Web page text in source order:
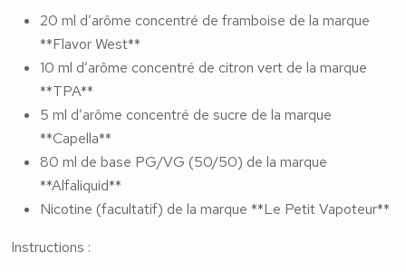
20 ml d’arôme concentré de framboise de la marque
**Flavor West**
10 ml d’arôme concentré de citron vert de la marque
**TPA**
5 ml d’arôme concentré de sucre de la marque
**Capella**
80 ml de base PG/VG (50/50) de la marque
**Alfaliquid**
Nicotine (facultatif) de la marque **Le Petit Vapoteur**
Instructions :